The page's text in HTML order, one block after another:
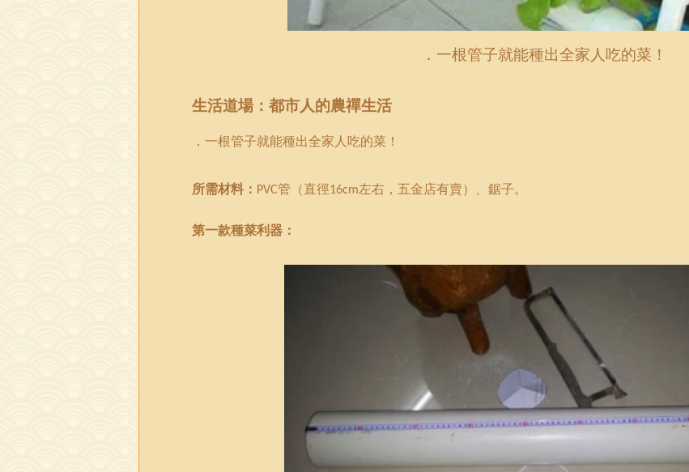
．一根管子就能種出全家人吃的菜！
生活道場：都市人的農禪生活
．一根管子就能種出全家人吃的菜！
所需材料： PVC管（直徑16cm左右，五金店有賣）、鋸子。
第一款種菜利器：